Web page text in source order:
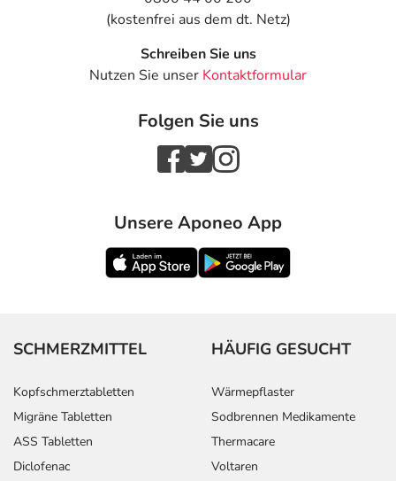
(kostenfrei aus dem dt. Netz)
Schreiben Sie uns
Nutzen Sie unser Kontaktformular
Folgen Sie uns
Unsere Aponeo App
SCHMERZMITTEL
Kopfschmerztabletten
Migräne Tabletten
ASS Tabletten
Diclofenac
HÄUFIG GESUCHT
Wärmepflaster
Sodbrennen Medikamente
Thermacare
Voltaren